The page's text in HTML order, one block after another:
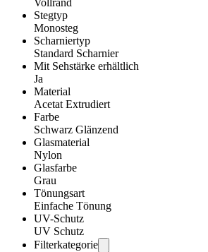
Vollrand
Stegtyp
Monosteg
Scharniertyp
Standard Scharnier
Mit Sehstärke erhältlich
Ja
Material
Acetat Extrudiert
Farbe
Schwarz Glänzend
Glasmaterial
Nylon
Glasfarbe
Grau
Tönungsart
Einfache Tönung
UV-Schutz
UV Schutz
Filterkategorie